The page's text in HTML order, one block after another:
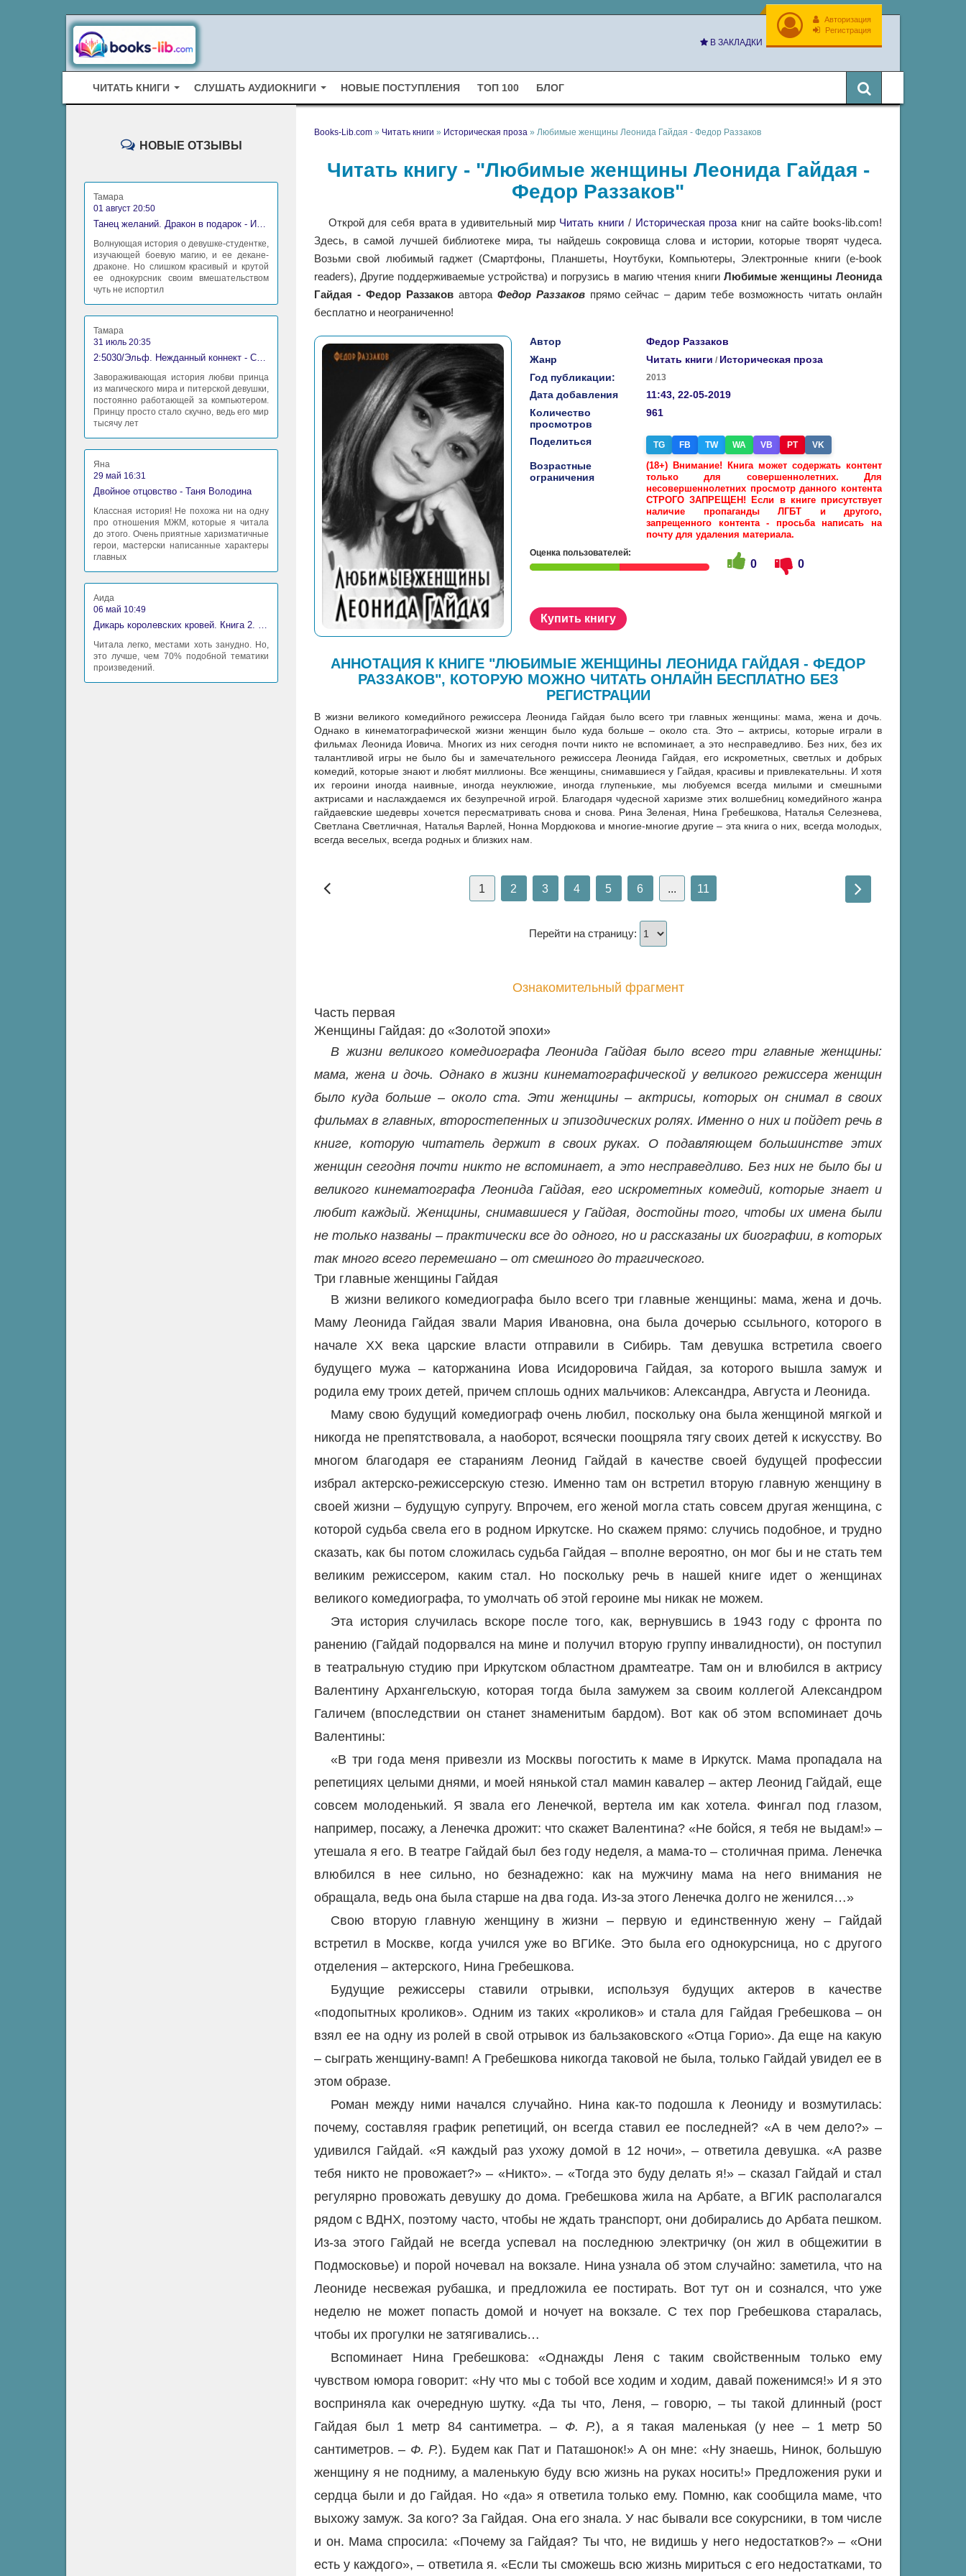
Авторизация
Регистрация
В ЗАКЛАДКИ
ЧИТАТЬ КНИГИ СЛУШАТЬ АУДИОКНИГИ НОВЫЕ ПОСТУПЛЕНИЯ ТОП 100 БЛОГ
Books-Lib.com » Читать книги » Историческая проза » Любимые женщины Леонида Гайдая - Федор Раззаков
Читать книгу - "Любимые женщины Леонида Гайдая -
Федор Раззаков"
Открой для себя врата в удивительный мир Читать книги / Историческая проза книг на сайте books-lib.com!
Здесь, в самой лучшей библиотеке мира, ты найдешь сокровища слова и истории, которые творят чудеса.
Возьми свой любимый гаджет (Смартфоны, Планшеты, Ноутбуки, Компьютеры, Электронные книги (e-book
readers), Другие поддерживаемые устройства) и погрузись в магию чтения книги Любимые женщины Леонида
Гайдая - Федор Раззаковавтора Федор Раззаковпрямо сейчас – дарим тебе возможность читать онлайн
бесплатно и неограниченно!
Автор
Федор Раззаков
Жанр
Читать книги / Историческая проза
Год публикации:
2013
Дата добавления
11:43, 22-05-2019
Количество
просмотров
961
Поделиться TG FB TW WA VB PT VK
Возрастные
ограничения
(18+) Внимание! Книга может содержать контент
только для совершеннолетних. Для
несовершеннолетних просмотр данного контента
СТРОГО ЗАПРЕЩЕН! Если в книге присутствует
наличие пропаганды ЛГБТ и другого,
запрещенного контента - просьба написать на
почту для удаления материала.
Оценка пользователей:
0 0
Купить книгу
АННОТАЦИЯ К КНИГЕ "ЛЮБИМЫЕ ЖЕНЩИНЫ ЛЕОНИДА ГАЙДАЯ - ФЕДОР
РАЗЗАКОВ", КОТОРУЮ МОЖНО ЧИТАТЬ ОНЛАЙН БЕСПЛАТНО БЕЗ
РЕГИСТРАЦИИ
В жизни великого комедийного режиссера Леонида Гайдая было всего три главных женщины: мама, жена и дочь.
Однако в кинематографической жизни женщин было куда больше – около ста. Это – актрисы, которые играли в
фильмах Леонида Иовича. Многих из них сегодня почти никто не вспоминает, а это несправедливо. Без них, без их
талантливой игры не было бы и замечательного режиссера Леонида Гайдая, его искрометных, светлых и добрых
комедий, которые знают и любят миллионы. Все женщины, снимавшиеся у Гайдая, красивы и привлекательны. И хотя
их героини иногда наивные, иногда неуклюжие, иногда глупенькие, мы любуемся всегда милыми и смешными
актрисами и наслаждаемся их безупречной игрой. Благодаря чудесной харизме этих волшебниц комедийного жанра
гайдаевские шедевры хочется пересматривать снова и снова. Рина Зеленая, Нина Гребешкова, Наталья Селезнева,
Светлана Светличная, Наталья Варлей, Нонна Мордюкова и многие-многие другие – эта книга о них, всегда молодых,
всегда веселых, всегда родных и близких нам.
1 2 3 4 5 6 ... 11
Перейти на страницу:
Ознакомительный фрагмент
Часть первая
Женщины Гайдая: до «Золотой эпохи»
В жизни великого комедиографа Леонида Гайдая было всего три главные женщины:
мама, жена и дочь. Однако в жизни кинематографической у великого режиссера женщин
было куда больше – около ста. Эти женщины – актрисы, которых он снимал в своих
фильмах в главных, второстепенных и эпизодических ролях. Именно о них и пойдет речь в
книге, которую читатель держит в своих руках. О подавляющем большинстве этих
женщин сегодня почти никто не вспоминает, а это несправедливо. Без них не было бы и
великого кинематографа Леонида Гайдая, его искрометных комедий, которые знает и
любит каждый. Женщины, снимавшиеся у Гайдая, достойны того, чтобы их имена были
не только названы – практически все до одного, но и рассказаны их биографии, в которых
так много всего перемешано – от смешного до трагического.
Три главные женщины Гайдая
В жизни великого комедиографа было всего три главные женщины: мама, жена и дочь.
Маму Леонида Гайдая звали Мария Ивановна, она была дочерью ссыльного, которого в
начале ХХ века царские власти отправили в Сибирь. Там девушка встретила своего
будущего мужа – каторжанина Иова Исидоровича Гайдая, за которого вышла замуж и
родила ему троих детей, причем сплошь одних мальчиков: Александра, Августа и Леонида.
Маму свою будущий комедиограф очень любил, поскольку она была женщиной мягкой и
никогда не препятствовала, а наоборот, всячески поощряла тягу своих детей к искусству. Во
многом благодаря ее стараниям Леонид Гайдай в качестве своей будущей профессии
избрал актерско-режиссерскую стезю. Именно там он встретил вторую главную женщину в
своей жизни – будущую супругу. Впрочем, его женой могла стать совсем другая женщина, с
которой судьба свела его в родном Иркутске. Но скажем прямо: случись подобное, и трудно
сказать, как бы потом сложилась судьба Гайдая – вполне вероятно, он мог бы и не стать тем
великим режиссером, каким стал. Но поскольку речь в нашей книге идет о женщинах
великого комедиографа, то умолчать об этой героине мы никак не можем.
Эта история случилась вскоре после того, как, вернувшись в 1943 году с фронта по
ранению (Гайдай подорвался на мине и получил вторую группу инвалидности), он поступил
в театральную студию при Иркутском областном драмтеатре. Там он и влюбился в актрису
Валентину Архангельскую, которая тогда была замужем за своим коллегой Александром
Галичем (впоследствии он станет знаменитым бардом). Вот как об этом вспоминает дочь
Валентины:
«В три года меня привезли из Москвы погостить к маме в Иркутск. Мама пропадала на
репетициях целыми днями, и моей нянькой стал мамин кавалер – актер Леонид Гайдай, еще
совсем молоденький. Я звала его Ленечкой, вертела им как хотела. Фингал под глазом,
например, посажу, а Ленечка дрожит: что скажет Валентина? «Не бойся, я тебя не выдам!» –
утешала я его. В театре Гайдай был без году неделя, а мама-то – столичная прима. Ленечка
влюбился в нее сильно, но безнадежно: как на мужчину мама на него внимания не
обращала, ведь она была старше на два года. Из-за этого Ленечка долго не женился…»
Свою вторую главную женщину в жизни – первую и единственную жену – Гайдай
встретил в Москве, когда учился уже во ВГИКе. Это была его однокурсница, но с другого
отделения – актерского, Нина Гребешкова.
Будущие режиссеры ставили отрывки, используя будущих актеров в качестве
«подопытных кроликов». Одним из таких «кроликов» и стала для Гайдая Гребешкова – он
взял ее на одну из ролей в свой отрывок из бальзаковского «Отца Горио». Да еще на какую
– сыграть женщину-вамп! А Гребешкова никогда таковой не была, только Гайдай увидел ее в
этом образе.
Роман между ними начался случайно. Нина как-то подошла к Леониду и возмутилась:
почему, составляя график репетиций, он всегда ставил ее последней? «А в чем дело?» –
удивился Гайдай. «Я каждый раз ухожу домой в 12 ночи», – ответила девушка. «А разве
тебя никто не провожает?» – «Никто». – «Тогда это буду делать я!» – сказал Гайдай и стал
регулярно провожать девушку до дома. Гребешкова жила на Арбате, а ВГИК располагался
рядом с ВДНХ, поэтому часто, чтобы не ждать транспорт, они добирались до Арбата пешком.
Из-за этого Гайдай не всегда успевал на последнюю электричку (он жил в общежитии в
Подмосковье) и порой ночевал на вокзале. Нина узнала об этом случайно: заметила, что на
Леониде несвежая рубашка, и предложила ее постирать. Вот тут он и сознался, что уже
неделю не может попасть домой и ночует на вокзале. С тех пор Гребешкова старалась,
чтобы их прогулки не затягивались…
Вспоминает Нина Гребешкова: «Однажды Леня с таким свойственным только ему
чувством юмора говорит: «Ну что мы с тобой все ходим и ходим, давай поженимся!» И я это
восприняла как очередную шутку. «Да ты что, Леня, – говорю, – ты такой длинный (рост
Гайдая был 1 метр 84 сантиметра. – Ф. Р.), а я такая маленькая (у нее – 1 метр 50
сантиметров. – Ф. Р.). Будем как Пат и Паташонок!» А он мне: «Ну знаешь, Нинок, большую
женщину я не подниму, а маленькую буду всю жизнь на руках носить!» Предложения руки и
сердца были и до Гайдая. Но «да» я ответила только ему. Помню, как сообщила маме, что
выхожу замуж. За кого? За Гайдая. Она его знала. У нас бывали все сокурсники, в том числе
и он. Мама спросила: «Почему за Гайдая? Ты что, не видишь у него недостатков?» – «Они
есть у каждого», – ответила я. «Если ты сможешь всю жизнь мириться с его недостатками, то
НОВЫЕ ОТЗЫВЫ
Тамара
01 август 20:50
Танец желаний. Дракон в подарок - Ирина Алексеева
Волнующая история о девушке-студентке,
изучающей боевую магию, и ее декане-
драконе. Но слишком красивый и крутой
ее однокурсник своим вмешательством
чуть не испортил
Тамара
31 июль 20:35
2:5030/Эльф. Нежданный коннект - Станислав Миков
Завораживающая история любви принца
из магического мира и питерской девушки,
постоянно работающей за компьютером.
Принцу просто стало скучно, ведь его мир
тысячу лет
Яна
29 май 16:31
Двойное отцовство - Таня Володина
Классная история! Не похожа ни на одну
про отношения МЖМ, которые я читала
до этого. Очень приятные харизматичные
герои, мастерски написанные характеры
главных
Аида
06 май 10:49
Дикарь королевских кровей. Книга 2. Леди-фаворитка - Анна Сергеевна Гаврилова
Читала легко, местами хоть занудно. Но,
это лучше, чем 70% подобной тематики
произведений.